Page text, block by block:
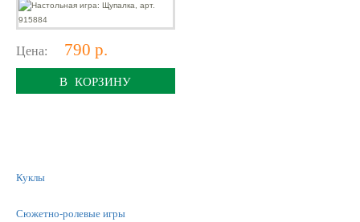
Цена: 790 р.
В КОРЗИНУ
Куклы
Сюжетно-ролевые игры